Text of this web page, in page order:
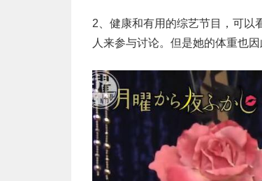
2、健康和有用的综艺节目，可以
人来参与讨论。但是她的体重也